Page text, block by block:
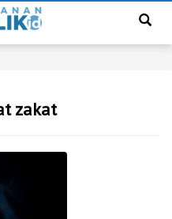
zakat